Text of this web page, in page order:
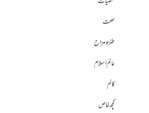
صحت
طنز و مزاح
عالم اسلام
کالم
کچھ خاص